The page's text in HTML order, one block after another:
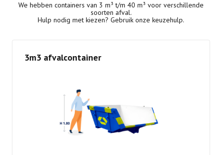
We hebben containers van 3 m³ t/m 40 m³ voor verschillende
soorten afval.
Hulp nodig met kiezen? Gebruik onze keuzehulp.
3m3 afvalcontainer